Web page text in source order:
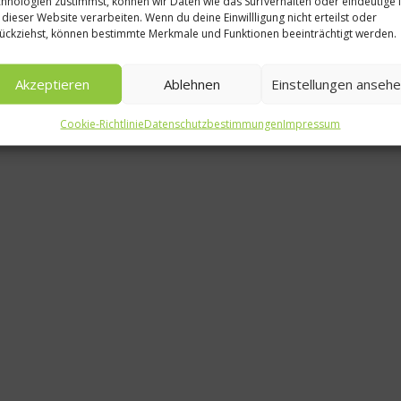
dieser Website verarbeiten. Wenn du deine Einwillligung nicht erteilst oder
können bestimmte Merkmale und Funktionen beeinträchtigt werden.
Akzeptieren Ablehnen Einstellungen
Cookie-RichtlinieDatenschutzbestimmungenImpressum
Jaspar
des
22.